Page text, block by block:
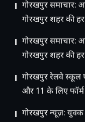
गोरखपुर समाचार:
गोरखपुर शहर की
गोरखपुर समाचार:
गोरखपुर शहर की
गोरखपुर रेलवे स्कूल
और 11 के लिए
गोरखपुर न्यूज़: युवक